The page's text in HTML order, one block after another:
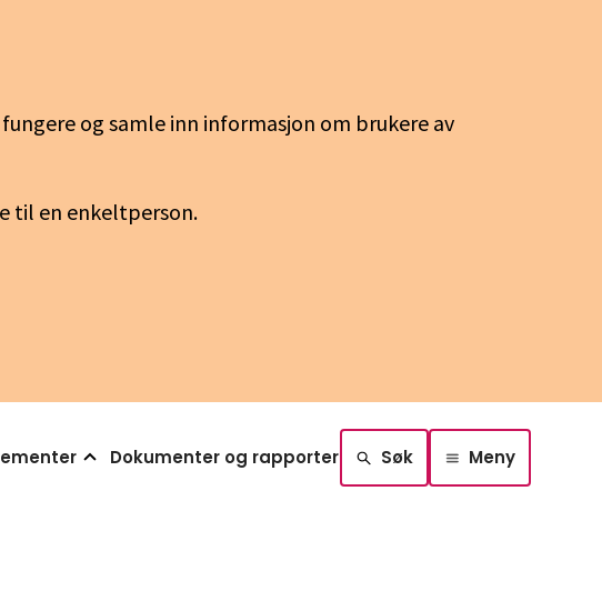
og samle inn informasjon om brukere av
til en enkeltperson.
Dokumenter og rapporter Søk Meny